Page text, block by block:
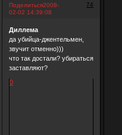
Поделиться 74
2008-
02-02 14:39:08
Диллема
да убийца-джентельмен,
звучит отменно)))
что так достали? убираться
заставляют?
0